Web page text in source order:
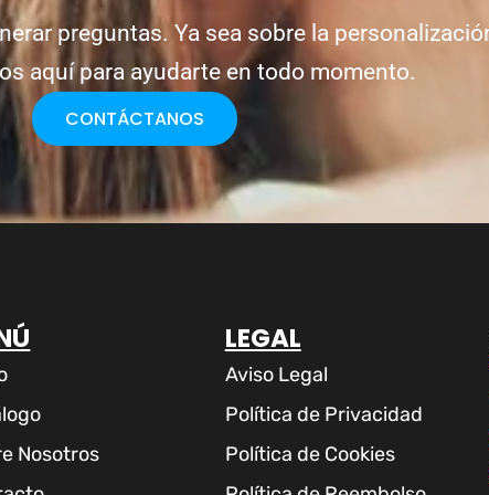
preguntas. Ya sea sobre la
aquí para ayudarte en todo momento.
CONTÁCTANOS
Nosotros
LEGAL
Aviso Legal
Política de Privacidad
Política de Cookies